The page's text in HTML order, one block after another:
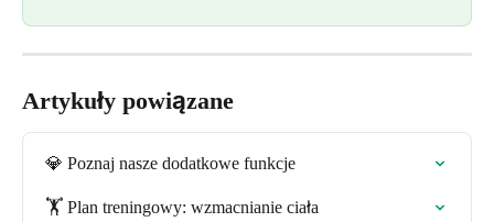
Artykuły powiązane
💎 Poznaj nasze dodatkowe funkcje
🏋️ Plan treningowy: wzmacnianie ciała